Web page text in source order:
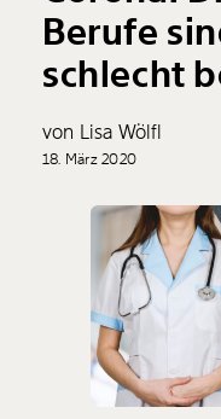
Berufe
schlecht
von Lisa Wölfl
18. März 2020